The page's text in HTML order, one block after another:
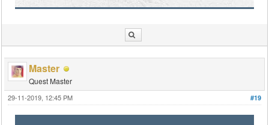
Master
Quest Master
#19
29-11-2019, 12:45 PM